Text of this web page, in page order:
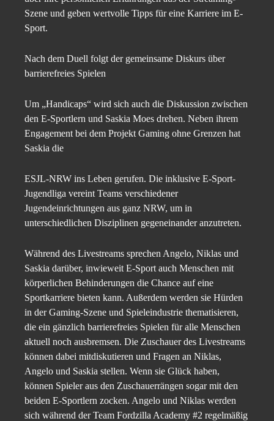
Szene und geben wertvolle Tipps für eine Karriere im E-
Sport.
Nach dem Duell folgt der gemeinsame Diskurs über
barrierefreies Spielen
Um „Handicaps“ wird sich auch die Diskussion zwischen
den E-Sportlern und Saskia Moes drehen. Neben ihrem
Engagement bei dem Projekt Gaming ohne Grenzen hat
Saskia die
ESJL-NRW ins Leben gerufen. Die inklusive E-Sport-
Jugendliga vereint Teams verschiedener
Jugendeinrichtungen aus ganz NRW, um in
unterschiedlichen Disziplinen gegeneinander anzutreten.
Während des Livestreams sprechen Angelo, Niklas und
Saskia darüber, inwieweit E-Sport auch Menschen mit
körperlichen Behinderungen die Chance auf eine
Sportkarriere bieten kann. Außerdem werden sie Hürden
in der Gaming-Szene und Spieleindustrie thematisieren,
die ein gänzlich barrierefreies Spielen für alle Menschen
aktuell noch ausbremsen. Die Zuschauer des Livestreams
können dabei mitdiskutieren und Fragen an Niklas,
Angelo und Saskia stellen. Wenn sie Glück haben,
können Spieler aus den Zuschauerrängen sogar mit den
beiden E-Sportlern zocken. Angelo und Niklas werden
sich während der Team Fordzilla Academy #2 regelmäßig